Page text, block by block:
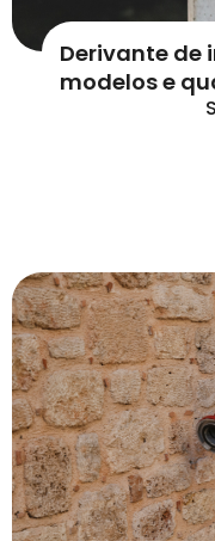
Derivante de
modelos e